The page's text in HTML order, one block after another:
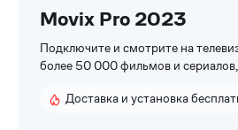
Movix Pro 2023
Подключите и смотрите на
более 50 000 фильмов и
Доставка и установка